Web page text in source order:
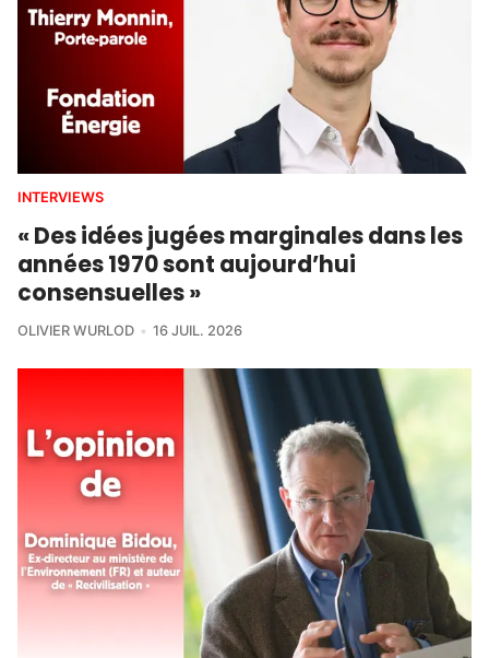
INTERVIEWS
« Des idées jugées marginales dans les
années 1970 sont aujourd’hui
consensuelles »
OLIVIER WURLOD 16 JUIL. 2026